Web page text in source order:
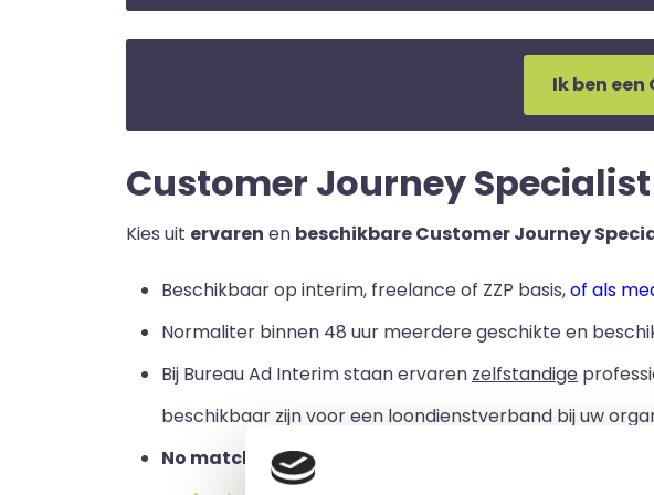
Ik ben
Customer Journey
Kies uit ervaren en beschikbare Customer Journey
Beschikbaar op interim, freelance of ZZP basis,of als
Normaliter binnen 48 uur meerdere geschikte en
Bij Bureau Ad Interim staan ervaren zelfstandige
beschikbaar zijn voor een loondienstverband bij uw
No match no pay: